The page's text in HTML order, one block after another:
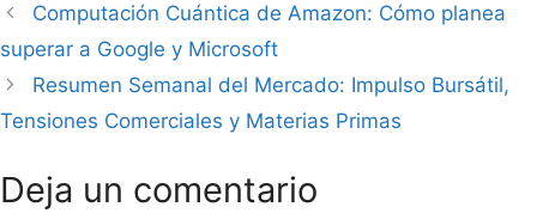
Computación Cuántica de Amazon: Cómo planea
superar a Google y Microsoft
Resumen Semanal del Mercado: Impulso Bursátil,
Tensiones Comerciales y Materias Primas
Deja un comentario